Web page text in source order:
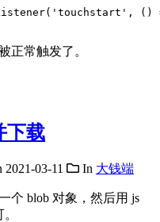
正常触发了。
下载
2021-03-11 In 大钱端
个 blob 对象，然后用 js